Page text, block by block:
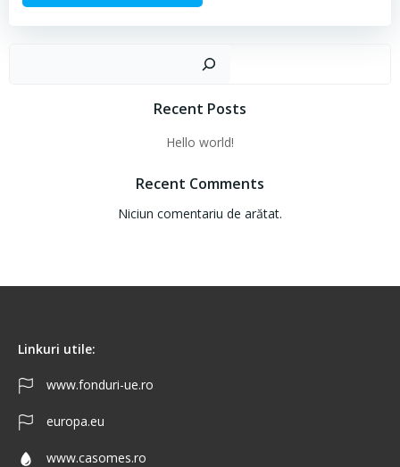
Recent Posts
Hello world!
Recent Comments
Niciun comentariu de arătat.
Linkuri utile:
www.fonduri-ue.ro
europa.eu
www.casomes.ro